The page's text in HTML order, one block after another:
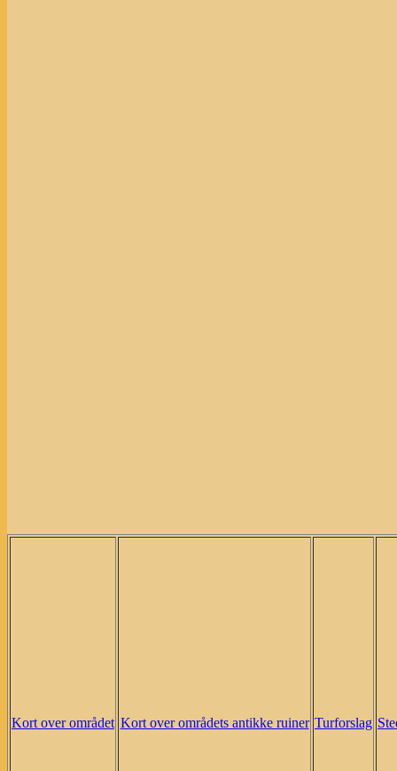
Kort over området Kort over områdets antikke ruiner Turforslag